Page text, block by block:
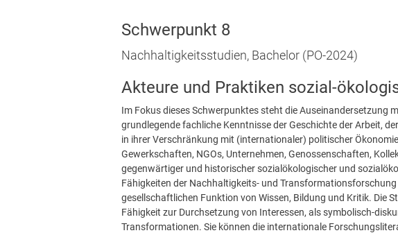
Schwerpunkt 8
Nachhaltigkeitsstudien, Bachelor (PO-2024)
Akteure und Praktiken sozial-
Im Fokus dieses Schwerpunktes steht die Auseinandersetzung
grundlegende fachliche Kenntnisse der Geschichte der Arbeit,
in ihrer Verschränkung mit (internationaler) politischer
Gewerkschaften, NGOs, Unternehmen, Genossenschaften,
gegenwärtiger und historischer sozialökologischer und
Fähigkeiten der Nachhaltigkeits- und
gesellschaftlichen Funktion von Wissen, Bildung und Kritik. Die
Fähigkeit zur Durchsetzung von Interessen, als symbolisch-
Transformationen. Sie können die internationale